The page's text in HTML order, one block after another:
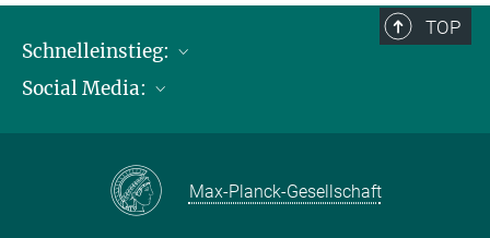
TOP
Schnelleinstieg:
Publikationen
Kontakt und Anfahrtsbeschreibung
Social Media:
Max-Planck-Gesellschaft